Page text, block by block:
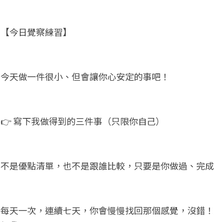
【今日覺察練習】
今天做一件很小、但會讓你心安定的事吧！
👉 寫下我做得到的三件事（只限你自己）
不是優點清單，也不是跟誰比較，只要是你做過、完
每天一次，連續七天，你會慢慢找回那個感覺，沒錯